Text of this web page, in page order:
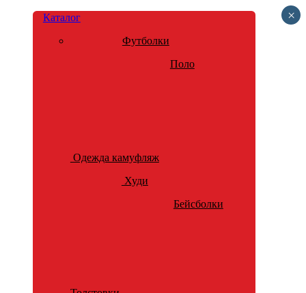
Каталог
Футболки
Поло
Одежда камуфляж
Худи
Бейсболки
×